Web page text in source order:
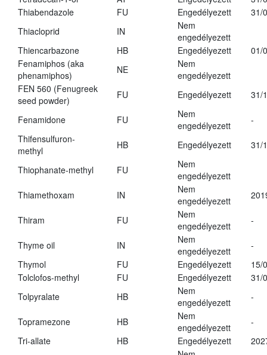
Thiabendazole
FU Engedélyezett
31/
Thiacloprid
IN
Nem
engedélyezett
Thiencarbazone
HB Engedélyezett
01/
Fenamiphos (aka
phenamiphos)
NE
Nem
engedélyezett
FEN 560 (Fenugreek
seed powder)
FU Engedélyezett 31/
Fenamidone FU
Nem
engedélyezett
-
Thifensulfuron-
methyl
HB Engedélyezett 31/
Thiophanate-methyl FU
Nem
engedélyezett
Thiamethoxam
IN
Nem
engedélyezett
Thiram FU
Nem
engedélyezett
-
Thyme oil IN
Nem
engedélyezett
-
Thymol
FU Engedélyezett
15/
Tolclofos-methyl
FU Engedélyezett
31/
Tolpyralate
HB
Nem
engedélyezett
-
Topramezone HB
Nem
engedélyezett
-
Tri-allate
HB Engedélyezett